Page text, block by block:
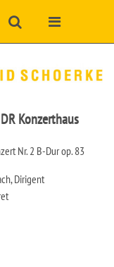
Konzerthaus
Nr. 2 B-Dur op. 83
Dirigent